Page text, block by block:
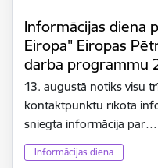
Informācijas diena
Eiropa" Eiropas
darba programmu
13. augustā notiks visu
kontaktpunktu rīkota
sniegta informācija par…
Informācijas diena